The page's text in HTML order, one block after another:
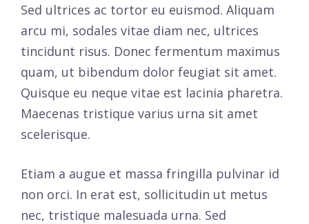
Sed ultrices ac tortor eu euismod. Aliquam
arcu mi, sodales vitae diam nec, ultrices
tincidunt risus. Donec fermentum maximus
quam, ut bibendum dolor feugiat sit amet.
Quisque eu neque vitae est lacinia pharetra.
Maecenas tristique varius urna sit amet
scelerisque.
Etiam a augue et massa fringilla pulvinar id
non orci. In erat est, sollicitudin ut metus
nec, tristique malesuada urna. Sed